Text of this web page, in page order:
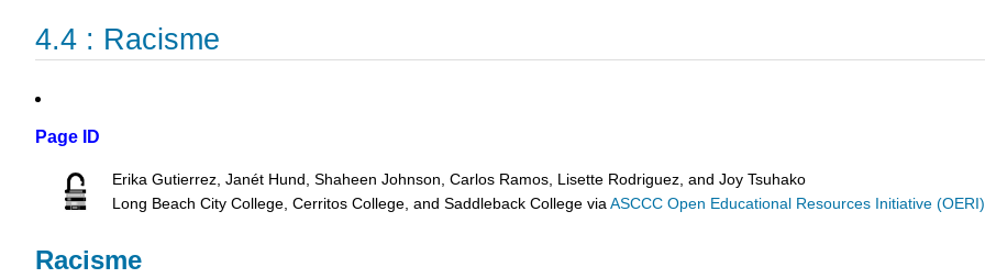
4.4 : Racisme
Page ID
Erika Gutierrez, Janét Hund, Shaheen Johnson, Carlos Ramos, Lisette Rodriguez, and Joy Tsuhako
Long Beach City College, Cerritos College, and Saddleback College viaASCCC Open Educational Resources Initiative (OERI)
Racisme